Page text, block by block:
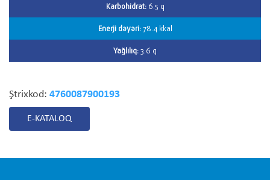
Karbohidrat:6.5 q
Enerji dəyəri:78.4 kkal
Yağlılıq: 3.6 q
Ştrixkod: 4760087900193
E-KATALOQ